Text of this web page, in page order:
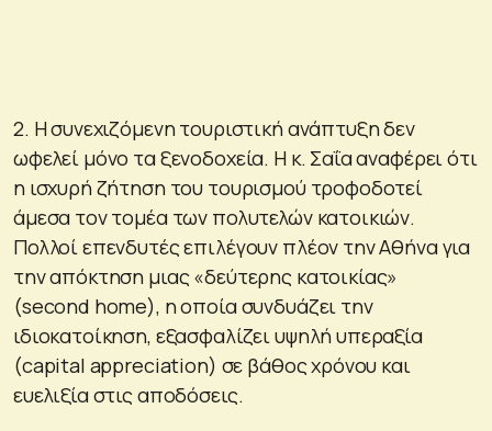
2. Η συνεχιζόμενη τουριστική ανάπτυξη δεν
ωφελεί μόνο τα ξενοδοχεία. Η κ. Σαΐα αναφέρει ότι
η ισχυρή ζήτηση του τουρισμού τροφοδοτεί
άμεσα τον τομέα των πολυτελών κατοικιών.
Πολλοί επενδυτές επιλέγουν πλέον την Αθήνα για
την απόκτηση μιας «δεύτερης κατοικίας»
(second home), η οποία συνδυάζει την
ιδιοκατοίκηση, εξασφαλίζει υψηλή υπεραξία
(capital appreciation) σε βάθος χρόνου και
ευελιξία στις αποδόσεις.